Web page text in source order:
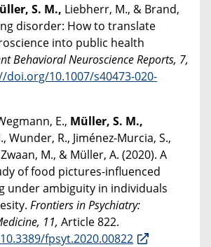
S. M., Liebherr, M., & Brand,
disorder: How to translate
into public health
Behavioral Neuroscience Reports, 7,
doi.org/10.1007/s40473-020-
E., Müller, S. M.,
Wunder, R., Jiménez-Murcia, S.,
M., & Müller, A. (2020). A
of food pictures-influenced
under ambiguity in individuals
Frontiers in Psychiatry:
11, Article 822.
fpsyt.2020.00822